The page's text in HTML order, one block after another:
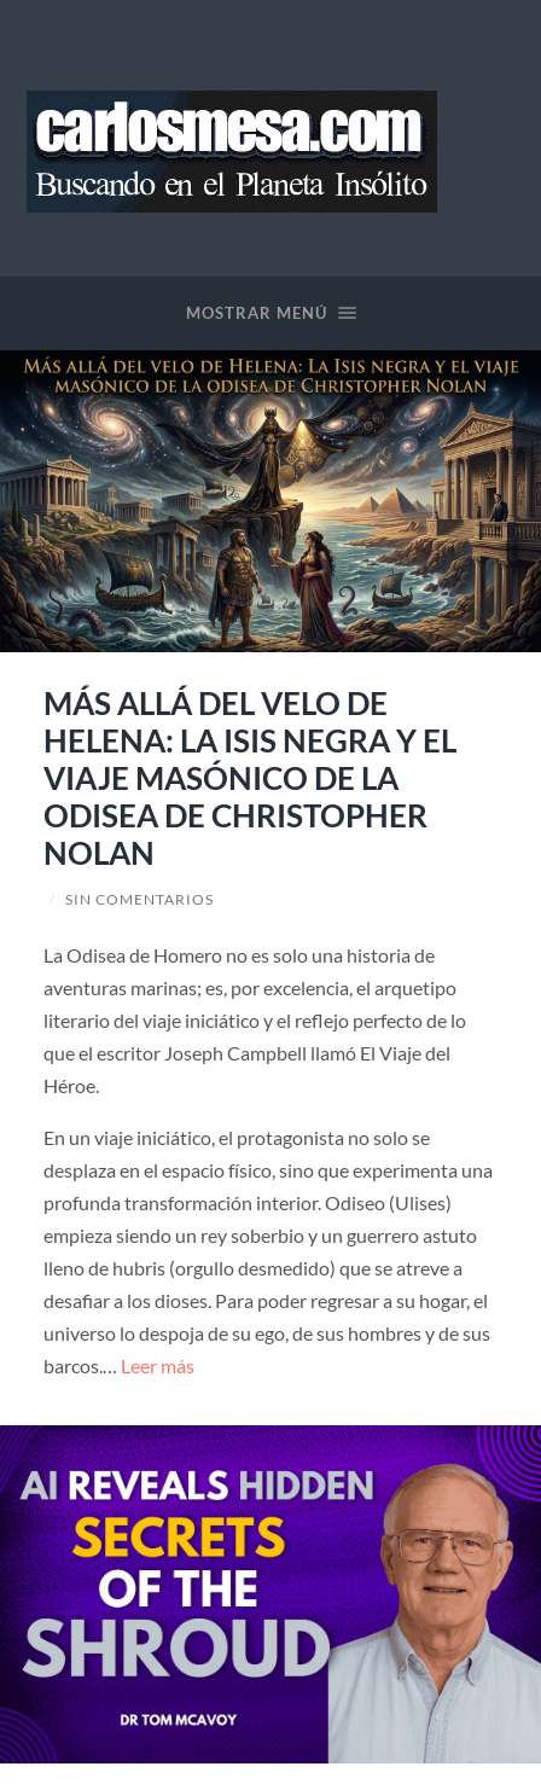
MOSTRAR MENÚ
MÁS ALLÁ DEL VELO DE
HELENA: LA ISIS NEGRA Y EL
VIAJE MASÓNICO DE LA
ODISEA DE CHRISTOPHER
NOLAN
/ SIN COMENTARIOS
La Odisea de Homero no es solo una historia de
aventuras marinas; es, por excelencia, el arquetipo
literario del viaje iniciático y el reflejo perfecto de lo
que el escritor Joseph Campbell llamó El Viaje del
Héroe.
En un viaje iniciático, el protagonista no solo se
desplaza en el espacio físico, sino que experimenta una
profunda transformación interior. Odiseo (Ulises)
empieza siendo un rey soberbio y un guerrero astuto
lleno de hubris (orgullo desmedido) que se atreve a
desafiar a los dioses. Para poder regresar a su hogar, el
universo lo despoja de su ego, de sus hombres y de sus
barcos.… Leer más